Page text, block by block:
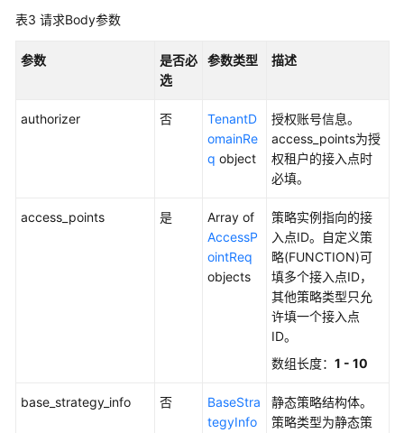
表
入
设
备
表3 请求Body参数
参数
是否必
选
参数类型 描述
authorizer 否
TenantD
omainRe
q object
授权账号信息。
access_points为授
权租户的接入点时
必填。
access_points 是
Array of
AccessP
ointReq
objects
策略实例指向的接
入点ID。自定义策
略(FUNCTION)可
填多个接入点ID，
其他策略类型只允
许填一个接入点
ID。
数组长度： 1 - 10
base_strategy_info 否
BaseStra
tegyInfo
静态策略结构体。
策略类型为静态策